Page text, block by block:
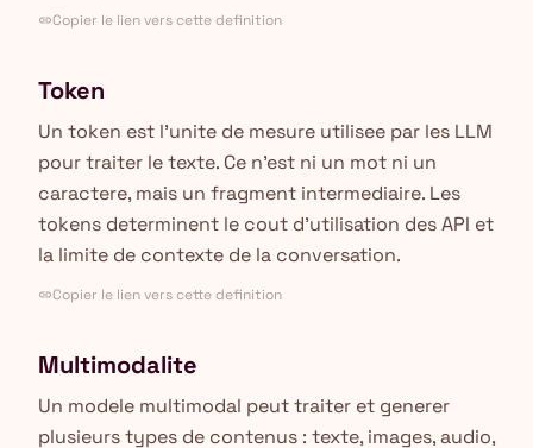
linkCopier le lien vers cette definition
Token
Un token est l'unite de mesure utilisee par les LLM
pour traiter le texte. Ce n'est ni un mot ni un
caractere, mais un fragment intermediaire. Les
tokens determinent le cout d'utilisation des API et
la limite de contexte de la conversation.
linkCopier le lien vers cette definition
Multimodalite
Un modele multimodal peut traiter et generer
plusieurs types de contenus : texte, images, audio,